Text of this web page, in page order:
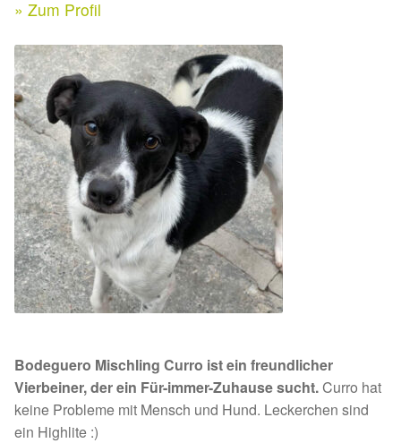
Aktuelle Spenden 2026
Ihre/Eure Spenden – Januar bis Juni 2026
Spenden 2025
Juli bis Dezember 2025
Januar bis Juni 2025
Spenden 2024
Januar bis Juni 2024
Spenden 2023
Kontakt & Rechtliches
Facebook
Instagram
» Zum Profil
Bodeguero Mischling Curro ist ein freundlicher
Vierbeiner, der ein Für-immer-Zuhause sucht.Curro hat
keine Probleme mit Mensch und Hund. Leckerchen sind
ein Highlite :)